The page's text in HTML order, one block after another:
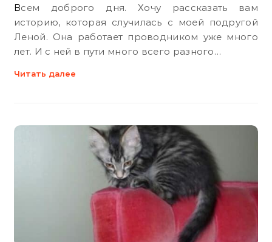
Всем доброго дня. Хочу рассказать вам
историю, которая случилась с моей подругой
Леной. Она работает проводником уже много
лет. И с ней в пути много всего разного…
Читать далее